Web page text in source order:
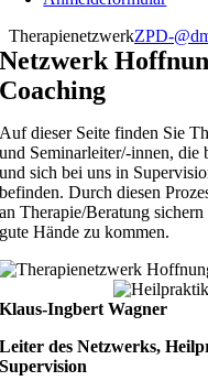
TherapienetzwerkZPD-
Netzwerk
Coaching
Auf dieser Seite finden Sie
und Seminarleiter/-innen, die
und sich bei uns in
befinden. Durch diesen
an Therapie/Beratung
gute Hände zu kommen.
Klaus-Ingbert Wagner
Leiter des Netzwerks,
Supervision